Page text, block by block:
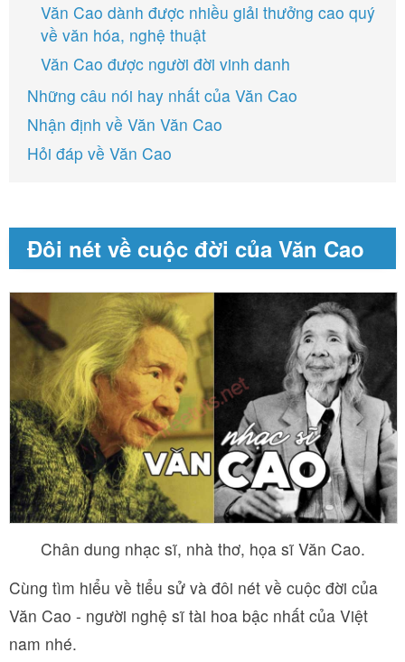
Văn Cao dành được nhiều giải thưởng cao quý
về văn hóa, nghệ thuật
Văn Cao được người đời vinh danh
Những câu nói hay nhất của Văn Cao
Nhận định về Văn Văn Cao
Hỏi đáp về Văn Cao
Đôi nét về cuộc đời của Văn Cao
Chân dung nhạc sĩ, nhà thơ, họa sĩ Văn Cao.
Cùng tìm hiểu về tiểu sử và đôi nét về cuộc đời của
Văn Cao - người nghệ sĩ tài hoa bậc nhất của Việt
nam nhé.